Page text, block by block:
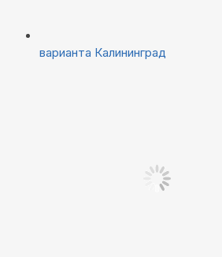
варианта Калининград